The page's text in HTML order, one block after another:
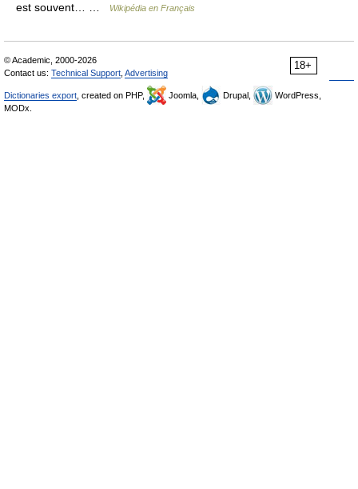
est souvent… …
Wikipédia en Français
18+
© Academic, 2000-2026
Contact us: Technical Support Advertising
Dictionaries export , created on PHP, Joomla, Drupal,
WordPress,
MODx.